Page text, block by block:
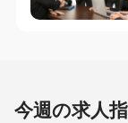
今週の求人